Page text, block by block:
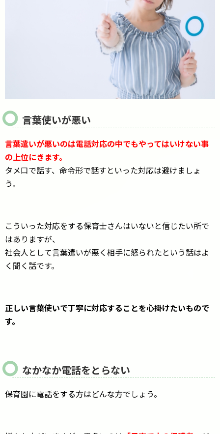
言葉使いが悪い
言葉遣いが悪いのは電話対応の中でもやってはいけない事
の上位にきます。
タメ口で話す、命令形で話すといった対応は避けましょ
う。
こういった対応をする保育士さんはいないと信じたい所で
はありますが、
社会人として言葉遣いが悪く相手に怒られたという話はよ
く聞く話です。
正しい言葉使いで丁寧に対応することを心掛けたいもので
す。
なかなか電話をとらない
保育園に電話をする方はどんな方でしょう。